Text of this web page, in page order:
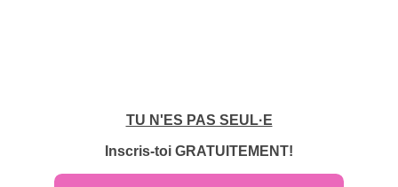
TU N'ES PAS SEUL·E
Inscris-toi GRATUITEMENT!